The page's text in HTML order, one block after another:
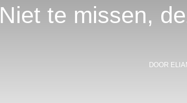
Niet te missen,
DOOR